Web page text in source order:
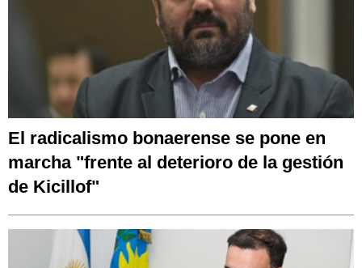
El radicalismo bonaerense se pone en
marcha "frente al deterioro de la gestión
de Kicillof"